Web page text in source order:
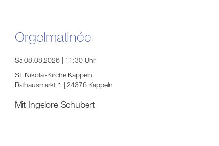
Orgelmatinée
Sa 08.08.2026 | 11:30 Uhr
St. Nikolai-Kirche Kappeln
Rathausmarkt 1 | 24376 Kappeln
Mit Ingelore Schubert